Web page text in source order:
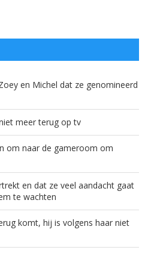
en Michel dat ze genomineerd
meer terug op tv
om naar de gameroom om
en dat ze veel aandacht gaat
te wachten
komt, hij is volgens haar niet